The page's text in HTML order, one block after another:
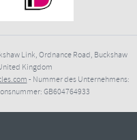
Link, Ordnance Road, Buckshaw
Kingdom
- Nummer des Unternehmens:
GB604764933